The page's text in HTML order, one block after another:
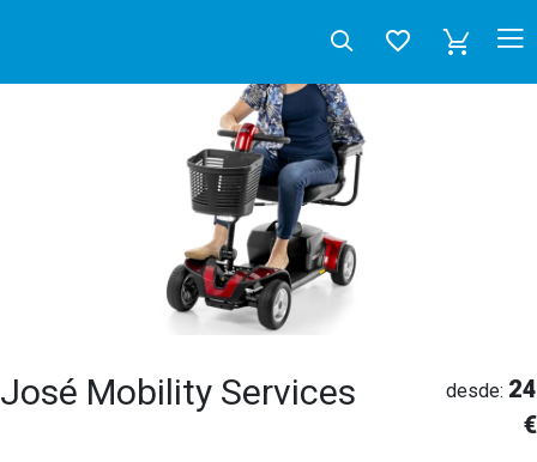
José Mobility Services desde: 24
€